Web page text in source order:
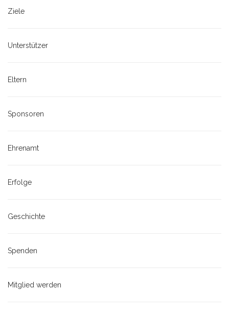
Ziele
Unterstützer
Eltern
Sponsoren
Ehrenamt
Erfolge
Geschichte
Spenden
Mitglied werden